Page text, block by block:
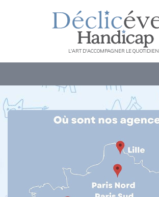
L'ART D'ACCOMPAGNER LE QUOTIDIEN